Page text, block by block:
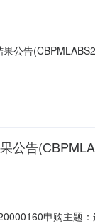
公告
门安装（含材料费
公告
申购主题